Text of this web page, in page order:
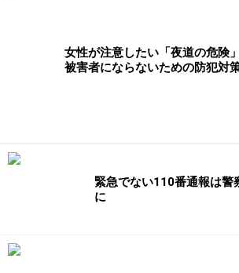
1/2
女性が注意したい「夜道の危険
被害者にならないための防犯対
緊急でない110番通報は警
に